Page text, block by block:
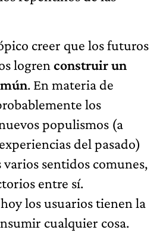
creer que los futuros
logren construir un
. En materia de
los
populismos (a
del pasado)
sentidos comunes,
entre sí.
los usuarios tienen la
cualquier cosa.